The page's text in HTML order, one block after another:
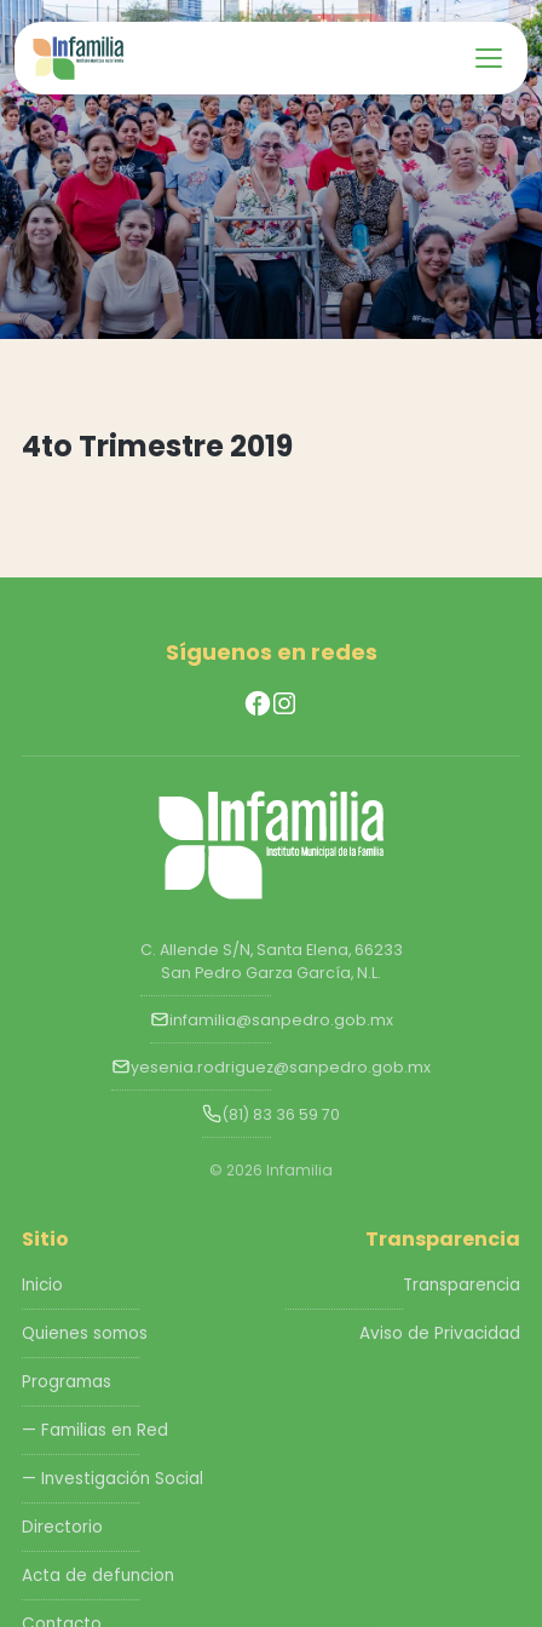
4to Trimestre 2019
Síguenos en redes
C. Allende S/N, Santa Elena, 66233
San Pedro Garza García, N.L.
infamilia@sanpedro.gob.mx
yesenia.rodriguez@sanpedro.gob.mx
(81) 83 36 59 70
© 2026 Infamilia
Sitio
Inicio
Quienes somos
Programas
— Familias en Red
— Investigación Social
Directorio
Acta de defuncion
Transparencia
Transparencia
Aviso de Privacidad